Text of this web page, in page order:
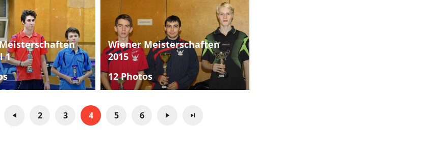
1
Wiener Meisterschaften
2015
12 Photos
2 3 4 5 6